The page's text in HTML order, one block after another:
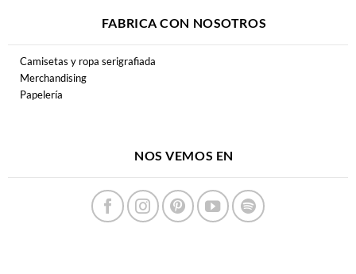
FABRICA CON NOSOTROS
Camisetas y ropa serigrafiada
Merchandising
Papelería
NOS VEMOS EN